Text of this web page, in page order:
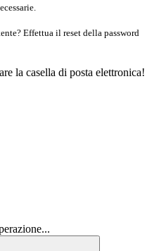
Effettua il reset della password
la casella di posta elettronica!